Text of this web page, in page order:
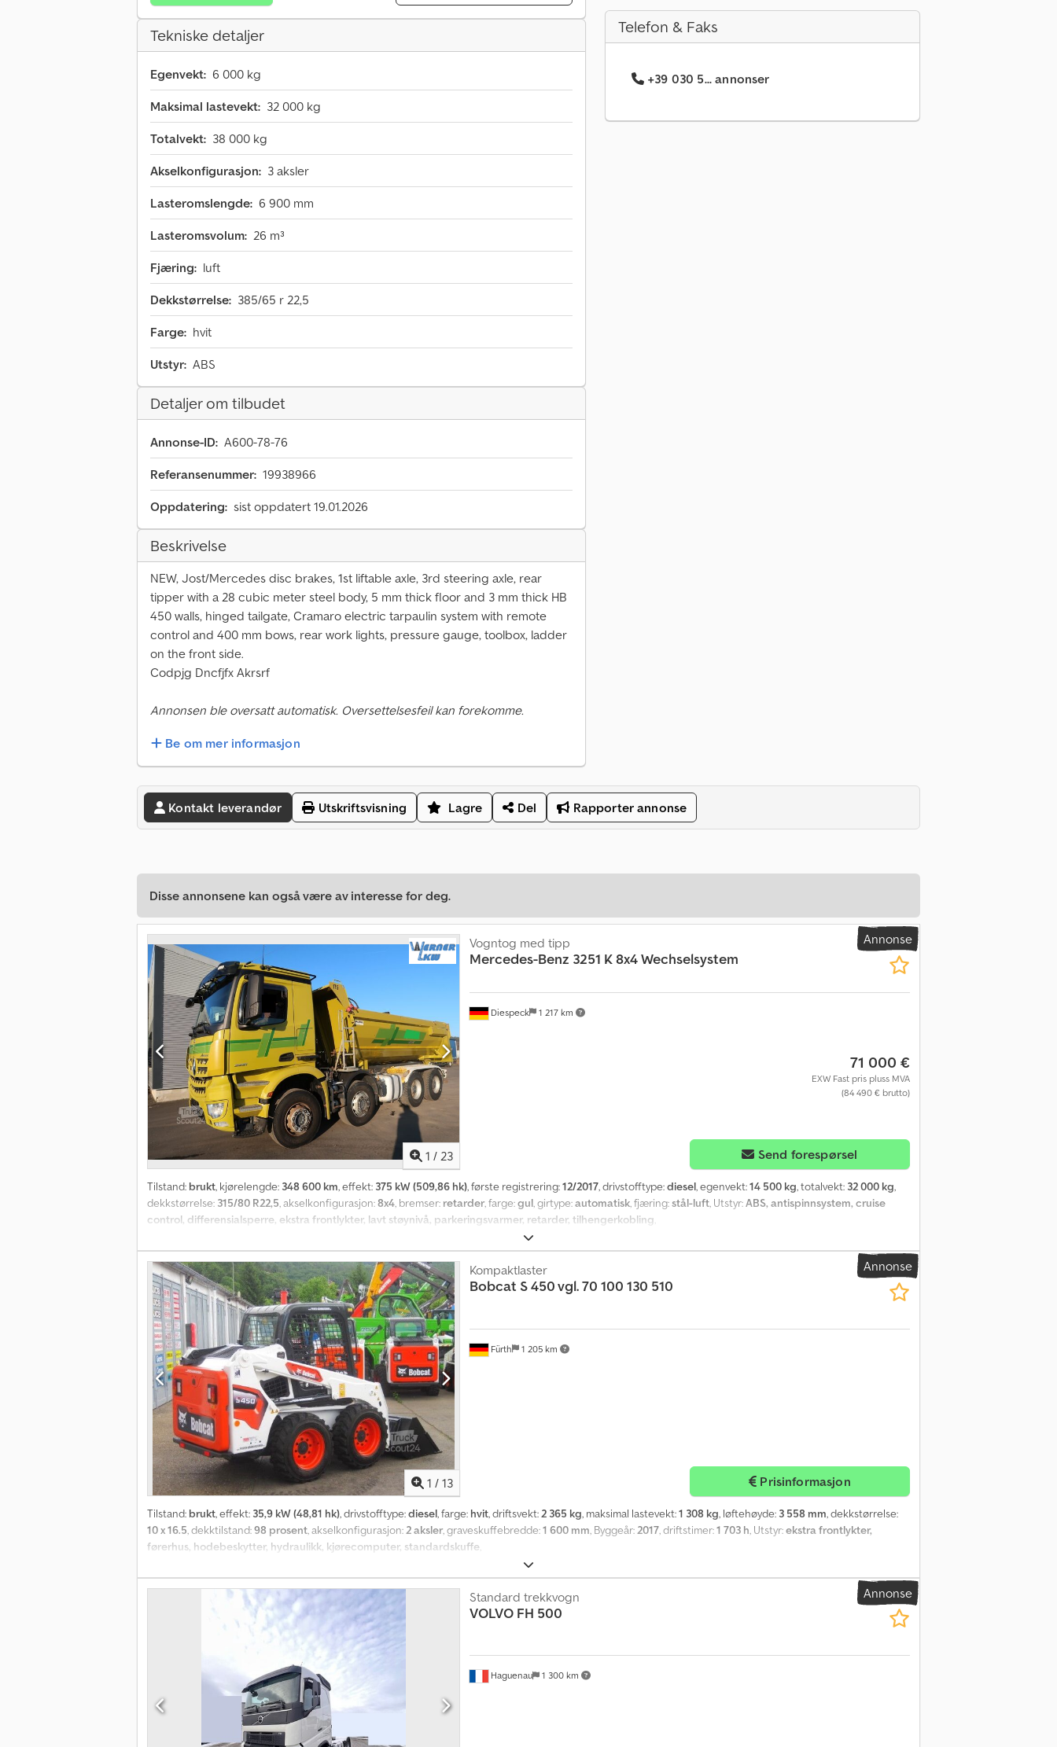
Tekniske detaljer
Egenvekt: 6 000 kg
Maksimal lastevekt: 32 000 kg
Totalvekt: 38 000 kg
Akselkonfigurasjon: 3 aksler
Lasteromslengde: 6 900 mm
Lasteromsvolum: 26 m³
Fjæring: luft
Dekkstørrelse: 385/65 r 22,5
Farge: hvit
Utstyr: ABS
Detaljer om tilbudet
Annonse-ID: A600-78-76
Referansenummer: 19938966
Oppdatering: sist oppdatert 19.01.2026
Beskrivelse
NEW, Jost/Mercedes disc brakes, 1st liftable axle, 3rd steering axle, rear
tipper with a 28 cubic meter steel body, 5 mm thick floor and 3 mm thick HB
450 walls, hinged tailgate, Cramaro electric tarpaulin system with remote
control and 400 mm bows, rear work lights, pressure gauge, toolbox, ladder
on the front side.
Codpjg Dncfjfx Akrsrf
Annonsen ble oversatt automatisk. Oversettelsesfeil kan forekomme.
Be om mer informasjon
Telefon & Faks
+39 030 5... annonser
Kontakt leverandør Utskriftsvisning Lagre Del Rapporter annonse
Disse annonsene kan også være av interesse for deg.
Annonse
1 / 23
Diespeck 1 217 km
Vogntog med tipp
Mercedes-Benz 3251 K 8x4 Wechselsystem
71 000 €
EXW Fast pris pluss MVA
(84 490 € brutto)
Send forespørsel
Tilstand: brukt, kjørelengde: 348 600 km, effekt: 375 kW (509,86 hk), første registrering:12/2017, drivstofftype:diesel, egenvekt:14 500 kg, totalvekt: 32 000 kg,
dekkstørrelse: 315/80 R22,5, akselkonfigurasjon:8x4, bremser: retarder, farge:gul, girtype:automatisk, fjæring:stål-luft, Utstyr:ABS, antispinnsystem, cruise
control, differensialsperre, ekstra frontlykter, lavt støynivå, parkeringsvarmer, retarder, tilhengerkobling,
Annonse
1 / 13
Fürth 1 205 km
Kompaktlaster
Bobcat S 450 vgl. 70 100 130 510
Prisinformasjon
Tilstand: brukt, effekt: 35,9 kW (48,81 hk), drivstofftype:diesel, farge: hvit, driftsvekt:2 365 kg, maksimal lastevekt:1 308 kg, løftehøyde: 3 558 mm, dekkstørrelse:
10 x 16.5, dekktilstand:98 prosent, akselkonfigurasjon:2 aksler, graveskuffebredde:1 600 mm, Byggeår:2017, driftstimer:1 703 h, Utstyr:ekstra frontlykter,
førerhus, hodebeskytter, hydraulikk, kjørecomputer, standardskuffe,
Annonse
Haguenau 1 300 km
Standard trekkvogn
VOLVO FH 500